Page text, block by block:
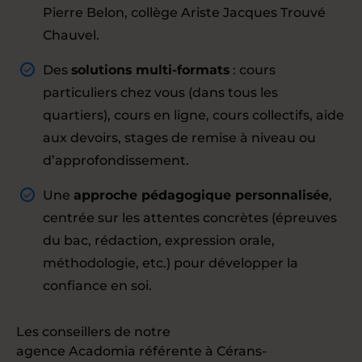
Pierre Belon, collège Ariste Jacques Trouvé
Chauvel.
Des solutions multi-formats : cours
particuliers chez vous (dans tous les
quartiers), cours en ligne, cours collectifs, aide
aux devoirs, stages de remise à niveau ou
d’approfondissement.
Une approche pédagogique personnalisée,
centrée sur les attentes concrètes (épreuves
du bac, rédaction, expression orale,
méthodologie, etc.) pour développer la
confiance en soi.
Les conseillers de notre
agence Acadomia référente à Cérans-